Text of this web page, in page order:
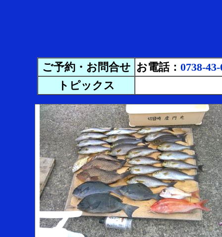
ご予約・お問合せ お電話： 0738-
トピックス